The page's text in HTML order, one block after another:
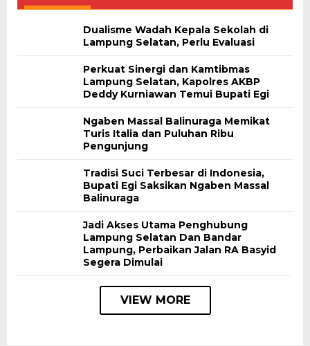
Dualisme Wadah Kepala Sekolah di
Lampung Selatan, Perlu Evaluasi
Perkuat Sinergi dan Kamtibmas
Lampung Selatan, Kapolres AKBP
Deddy Kurniawan Temui Bupati Egi
Ngaben Massal Balinuraga Memikat
Turis Italia dan Puluhan Ribu
Pengunjung
Tradisi Suci Terbesar di Indonesia,
Bupati Egi Saksikan Ngaben Massal
Balinuraga
Jadi Akses Utama Penghubung
Lampung Selatan Dan Bandar
Lampung, Perbaikan Jalan RA Basyid
Segera Dimulai
VIEW MORE